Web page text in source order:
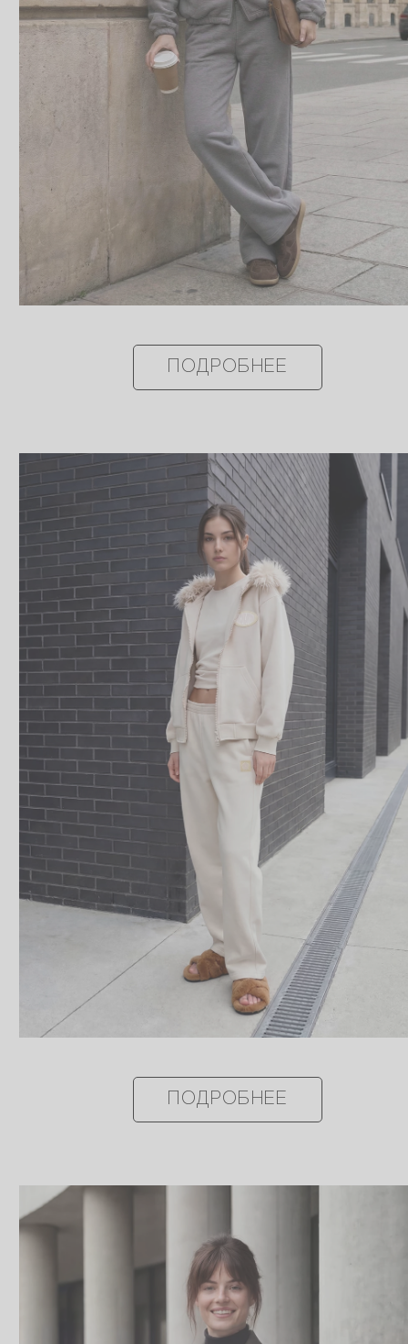
ПОДРОБНЕЕ
ПОДРОБНЕЕ